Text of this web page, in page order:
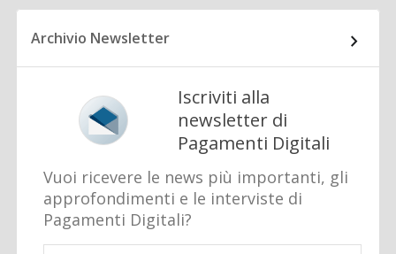
Archivio Newsletter
Iscriviti alla
newsletter di
Pagamenti Digitali
Vuoi ricevere le news più importanti, gli
approfondimenti e le interviste di
Pagamenti Digitali?